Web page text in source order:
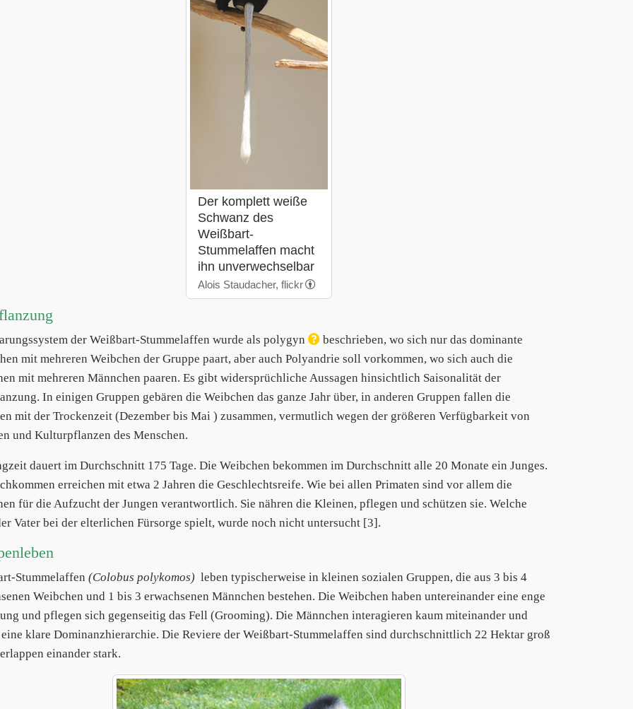
Der komplett weiße
Schwanz des
Weißbart-
Stummelaffen macht
ihn unverwechselbar
Alois Staudacher, flickr
der Weißbart-Stummelaffen wurde als polygyn
beschrieben, wo sich nur das dominante
mit mehreren Weibchen der Gruppe paart, aber auch Polyandrie soll vorkommen, wo sich auch die
mit mehreren Männchen paaren. Es gibt widersprüchliche Aussagen hinsichtlich Saisonalität der
In einigen Gruppen gebären die Weibchen das ganze Jahr über, in anderen Gruppen fallen die
mit der Trockenzeit (Dezember bis Mai ) zusammen, vermutlich wegen der größeren Verfügbarkeit von
und Kulturpflanzen des Menschen.
dauert im Durchschnitt 175 Tage. Die Weibchen bekommen im Durchschnitt alle 20 Monate ein Junges.
erreichen mit etwa 2 Jahren die Geschlechtsreife. Wie bei allen Primaten sind vor allem die
für die Aufzucht der Jungen verantwortlich. Sie nähren die Kleinen, pflegen und schützen sie. Welche
Vater bei der elterlichen Fürsorge spielt, wurde noch nicht untersucht [3].
Stummelaffen (Colobus polykomos) leben typischerweise in kleinen sozialen Gruppen, die aus 3 bis 4
Weibchen und 1 bis 3 erwachsenen Männchen bestehen. Die Weibchen haben untereinander eine enge
und pflegen sich gegenseitig das Fell (Grooming). Die Männchen interagieren kaum miteinander und
klare Dominanzhierarchie. Die Reviere der Weißbart-Stummelaffen sind durchschnittlich 22 Hektar groß
einander stark.